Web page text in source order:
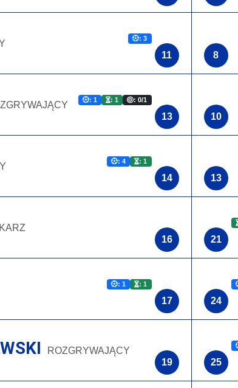
: 3
11
: 1 : 1 : 0/1
13
: 4 : 1
14
16
: 1 : 1
17
ROZGRYWAJĄCY
19
8
10
13
21
24
25